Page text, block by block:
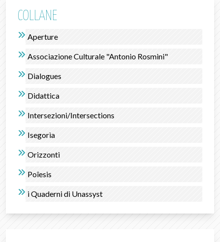
COLLANE
Aperture
Associazione Culturale "Antonio Rosmini"
Dialogues
Didattica
Intersezioni/Intersections
Isegorìa
Orizzonti
Poîesis
i Quaderni di Unassyst